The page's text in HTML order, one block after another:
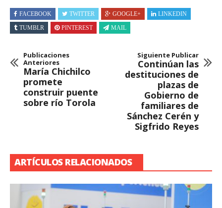
FACEBOOK TWITTER GOOGLE+
LINKEDIN
TUMBLR
PINTEREST MAIL
Publicaciones
Anteriores
María Chichilco
promete
construir puente
sobre río Torola
Siguiente Publicar
Continúan las
destituciones de
plazas de
Gobierno de
familiares de
Sánchez Cerén y
Sigfrido Reyes
ARTÍCULOS RELACIONADOS